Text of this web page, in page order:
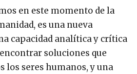
en este momento de la
es una nueva
capacidad analítica y crítica
soluciones que
los seres humanos, y una